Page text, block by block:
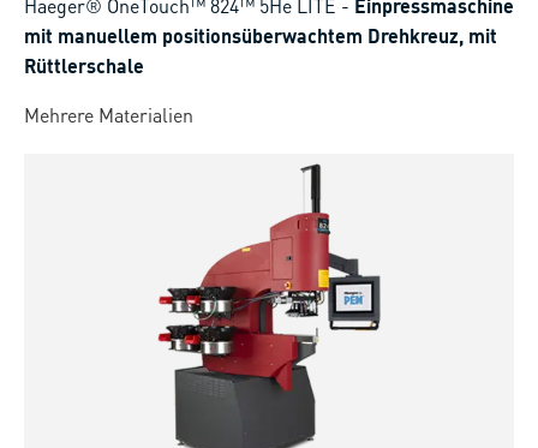
Haeger® OneTouch™ 824™ 5He LITE - Einpressmaschine
mit manuellem positionsüberwachtem Drehkreuz, mit
Rüttlerschale
Mehrere Materialien